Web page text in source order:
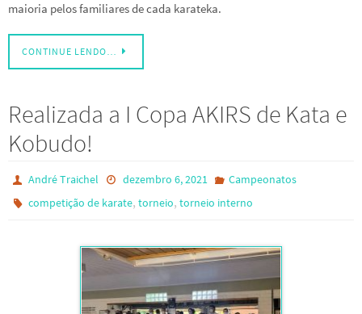
maioria pelos familiares de cada karateka.
CONTINUE LENDO…
Realizada a I Copa AKIRS de Kata e
Kobudo!
André Traichel dezembro 6, 2021
Campeonatos
competição de karate,torneio,torneio interno